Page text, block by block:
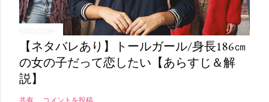
9/20/2019
【ネタバレあり】トールガール/身長186㎝
の女の子だって恋したい【あらすじ＆解
説】
共有 コメントを投稿